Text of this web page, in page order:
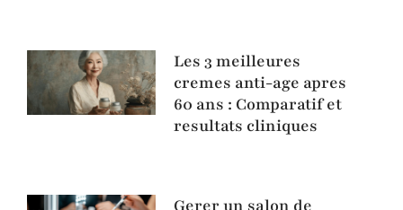
Les 3 meilleures
cremes anti-age apres
60 ans : Comparatif et
resultats cliniques
Gerer un salon de